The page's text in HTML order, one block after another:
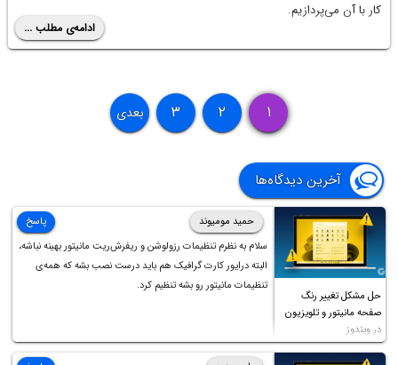
کار با آن می‌پردازیم.
ادامه‌ی مطلب ...
۱ ۲ ۳ بعدی
آخرین دیدگاه‌ها
حل مشکل تغییر رنگ
صفحه مانیتور و تلویزیون
در ویندوز
حمید مومیوند
سلام به نظرم تنظیمات رزولوشن و ریفرش‌ریت مانیتور بهینه نباشه،
البته درایور کارت گرافیک هم باید درست نصب بشه که همه‌ی
تنظیمات مانیتور رو بشه تنظیم کرد.
پاسخ